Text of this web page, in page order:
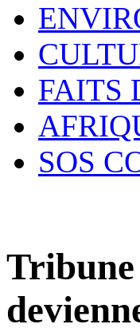
FAITS
SOS
Tribune